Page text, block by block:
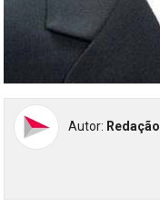
Autor: Redação